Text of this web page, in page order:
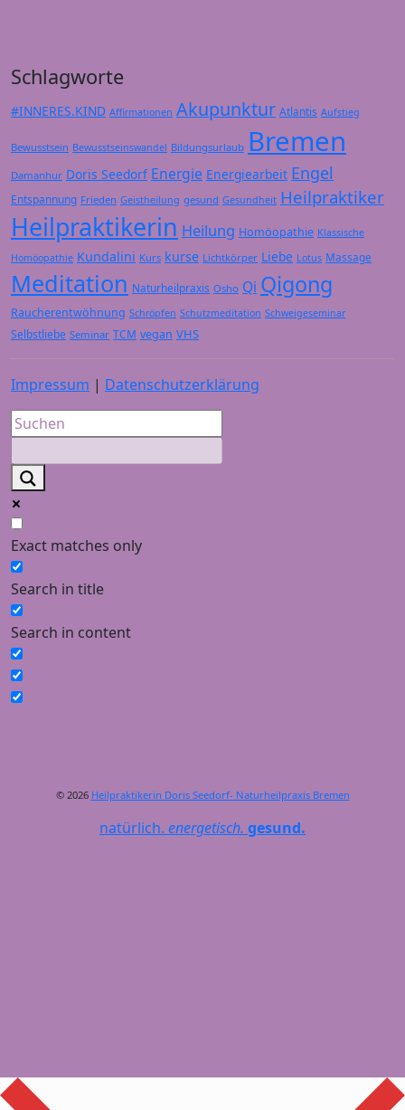
Schlagworte
#INNERES.KIND Affirmationen Akupunktur Atlantis Aufstieg
Bewusstsein Bewusstseinswandel Bildungsurlaub Bremen
Damanhur Doris Seedorf Energie Energiearbeit Engel
Entspannung Frieden Geistheilung gesund Gesundheit Heilpraktiker
Heilpraktikerin Heilung Homöopathie Klassische
Homöopathie Kundalini Kurs kurse Lichtkörper Liebe Lotus Massage
Meditation Naturheilpraxis Osho Qi Qigong
Raucherentwöhnung Schröpfen Schutzmeditation Schweigeseminar
Selbstliebe Seminar TCM vegan VHS
Impressum | Datenschutzerklärung
Exact matches only
Search in title
Search in content
© 2026 Heilpraktikerin Doris Seedorf- Naturheilpraxis Bremen
natürlich. energetisch. gesund.